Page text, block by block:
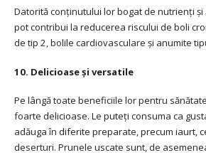
Datorită conținutului lor bogat de nutrienți
pot contribui la reducerea riscului de boli
de tip 2, bolile cardiovasculare și anumite
10. Delicioase și versatile
Pe lângă toate beneficiile lor pentru
foarte delicioase. Le puteți consuma ca
adăuga în diferite preparate, precum iaurt,
deserturi. Prunele uscate sunt, de